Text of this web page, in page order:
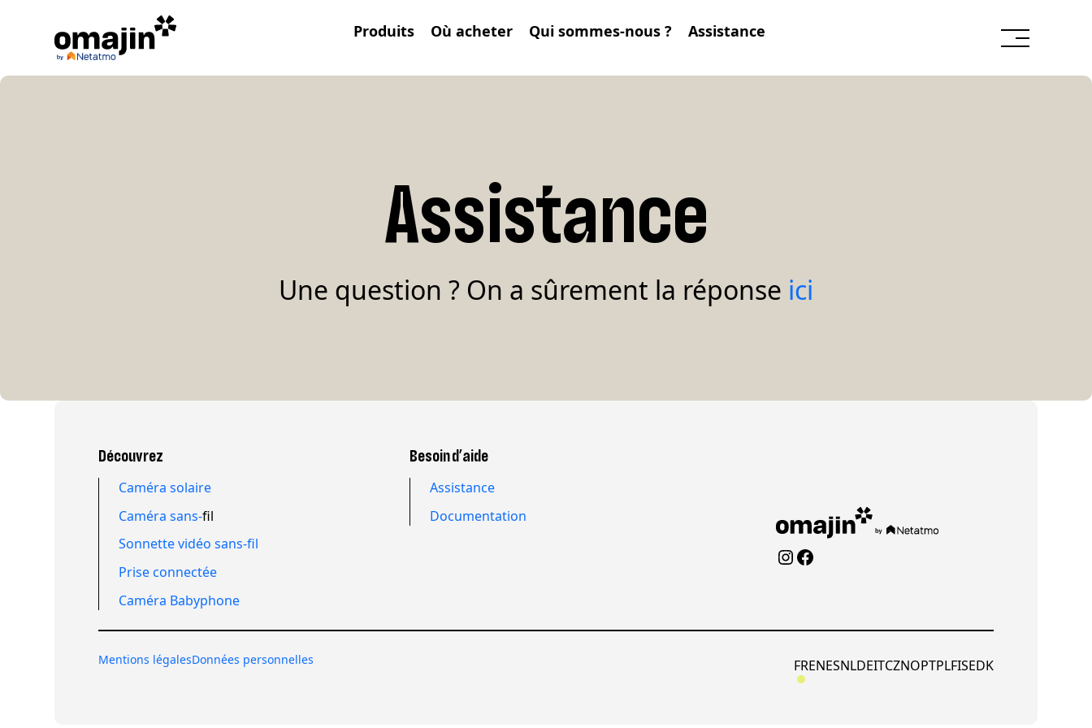
Produits Où acheter Qui sommes-nous ? Assistance
Assistance
Une question ? On a sûrement la réponse ici
Découvrez
Caméra solaire
Caméra sans-fil
Sonnette vidéo sans-fil
Prise connectée
Caméra Babyphone
Besoin d’aide
Assistance
Documentation
Instagram
Facebook
Mentions légalesDonnées personnelles FRENESNLDEITCZNOPTPLFISEDK